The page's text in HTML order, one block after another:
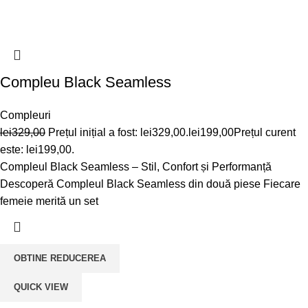
Compleu Black Seamless
Compleuri
lei329,00 Prețul inițial a fost: lei329,00. lei199,00Prețul curent
este: lei199,00.
Compleul Black Seamless – Stil, Confort și Performanță
Descoperă Compleul Black Seamless din două piese Fiecare
femeie merită un set
OBTINE REDUCEREA
QUICK VIEW